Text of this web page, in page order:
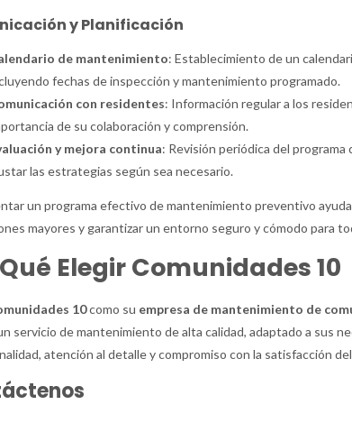
y Planificación
de mantenimiento: Establecimiento de un
fechas de inspección y mantenimiento programado.
con residentes: Información regular a los
de su colaboración y comprensión.
y mejora continua: Revisión periódica del
las estrategias según sea necesario.
un programa efectivo de mantenimiento preventivo
mayores y garantizar un entorno seguro y cómodo para
Elegir Comunidades 10
10como su empresa de mantenimiento de
servicio de mantenimiento de alta calidad, adaptado a sus
atención al detalle y compromiso con la satisfacción